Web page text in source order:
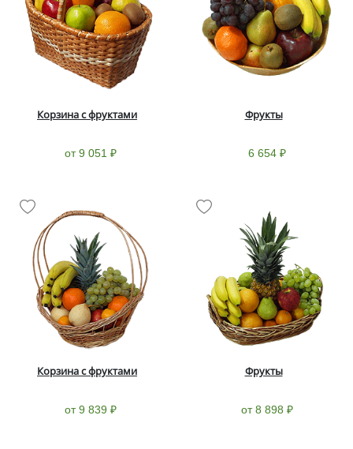
Корзина с фруктами
от 9 051 ₽
Фрукты
6 654 ₽
Корзина с фруктами
от 9 839 ₽
Фрукты
от 8 898 ₽